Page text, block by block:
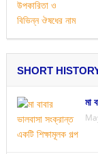
SHORT
মা